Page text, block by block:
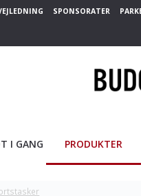
SPONSORATER
I GANG PRODUKTER